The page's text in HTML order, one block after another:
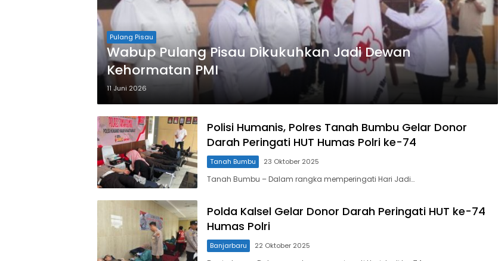
Pulang Pisau
Wabup Pulang Pisau Dikukuhkan Jadi Dewan
Kehormatan PMI
11 Juni 2026
Polisi Humanis, Polres Tanah Bumbu Gelar Donor
Darah Peringati HUT Humas Polri ke-74
Tanah Bumbu 23 Oktober 2025
Tanah Bumbu – Dalam rangka memperingati Hari Jadi…
Polda Kalsel Gelar Donor Darah Peringati HUT ke-74
Humas Polri
Banjarbaru 22 Oktober 2025